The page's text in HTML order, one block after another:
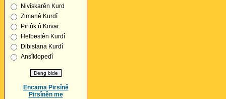
Nivîskarên Kurd
Zimanê Kurdî
Pirtûk û Kovar
Helbestên Kurdî
Dibistana Kurdî
Ansîklopedî
Encama Pirsînê
Pirsînên me